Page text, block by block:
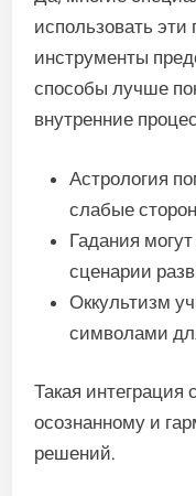
использовать эти
инструменты
способы лучше
внутренние
Астрология
слабые
Гадания
сценарии
Оккультизм
символами
Такая интеграция
осознанному и
решений.